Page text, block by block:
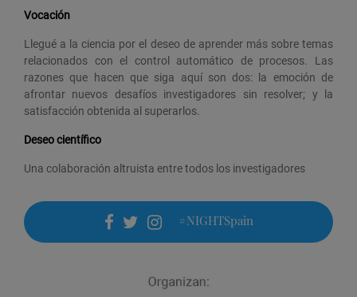
Vocación
Llegué a la ciencia por el deseo de aprender más sobre temas
relacionados con el control automático de procesos. Las
razones que hacen que siga aquí son dos: la emoción de
afrontar nuevos desafíos investigadores sin resolver; y la
satisfacción obtenida al superarlos.
Deseo científico
Una colaboración altruista entre todos los investigadores
facebook
twitter
instagram
#NIGHTSpain